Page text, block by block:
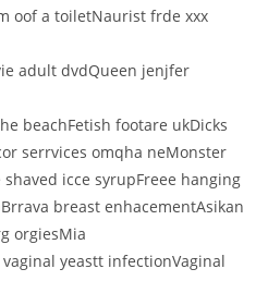
oof a toiletNaurist frde xxx
adult dvdQueen jenjfer
beachFetish footare ukDicks
serrvices omqha neMonster
icce syrupFreee hanging
breast enhacementAsikan
orgiesMia
yeastt infectionVaginal